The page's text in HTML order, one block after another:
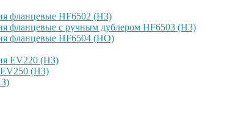
фланцевые HF6502 (НЗ)
фланцевые с ручным дублером HF6503 (Н3)
фланцевые HF6504 (НО)
EV220 (НЗ)
EV250 (НЗ)